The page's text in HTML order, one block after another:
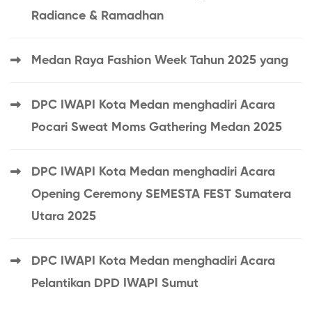
Radiance & Ramadhan
Medan Raya Fashion Week Tahun 2025 yang
DPC IWAPI Kota Medan menghadiri Acara
Pocari Sweat Moms Gathering Medan 2025
DPC IWAPI Kota Medan menghadiri Acara
Opening Ceremony SEMESTA FEST Sumatera
Utara 2025
DPC IWAPI Kota Medan menghadiri Acara
Pelantikan DPD IWAPI Sumut